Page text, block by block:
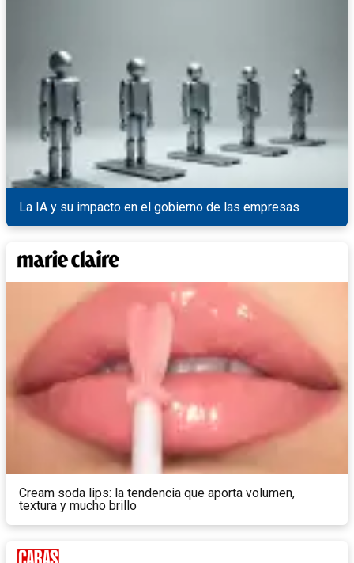
La IA y su impacto en el gobierno de las empresas
Cream soda lips: la tendencia que aporta volumen,
textura y mucho brillo